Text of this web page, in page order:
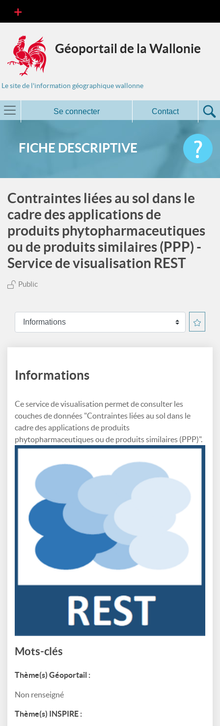
Géoportail de la Wallonie
Le site de l'information géographique wallonne
Se connecter Contact
FICHE DESCRIPTIVE
Contraintes liées au sol dans le
cadre des applications de
produits phytopharmaceutiques
ou de produits similaires (PPP) -
Service de visualisation REST
Public
Informations
Ce service de visualisation permet de consulter les
couches de données "Contraintes liées au sol dans le
cadre des applications de produits
phytopharmaceutiques ou de produits similaires (PPP)".
Mots-clés
Thème(s) Géoportail :
Non renseigné
Thème(s) INSPIRE :